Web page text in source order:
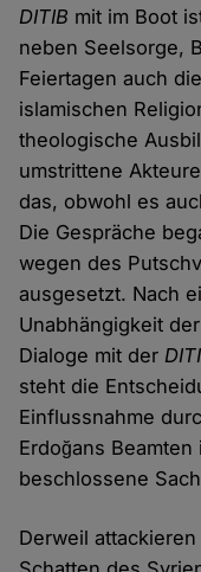
DITIB mit im Boot
neben Seelsorge,
Feiertagen auch
islamischen
theologische
umstrittene
das, obwohl es
Die Gespräche
wegen des
ausgesetzt. Nach
Unabhängigkeit
Dialoge mit der
steht die
Einflussnahme
Erdoğans
beschlossene
Derweil